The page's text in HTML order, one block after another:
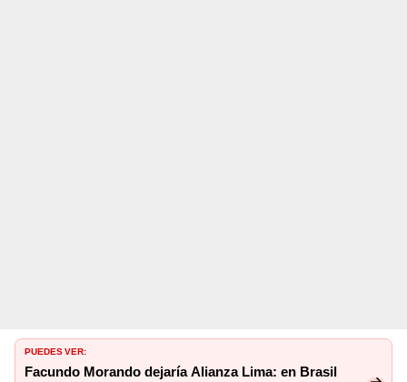
PUEDES VER:
Facundo Morando dejaría Alianza Lima: en Brasil